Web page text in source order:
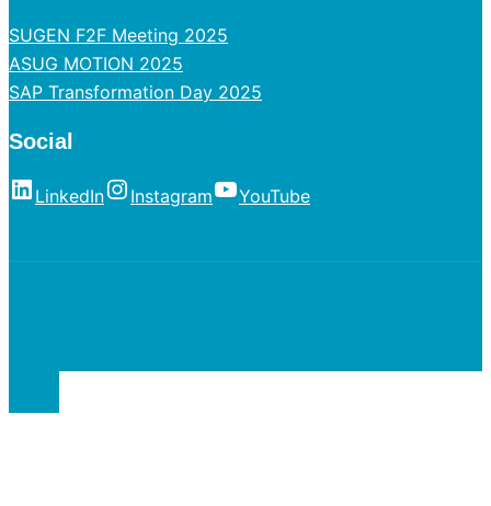
SUGEN F2F Meeting 2025
ASUG MOTION 2025
SAP Transformation Day 2025
Social
LinkedIn Instagram YouTube